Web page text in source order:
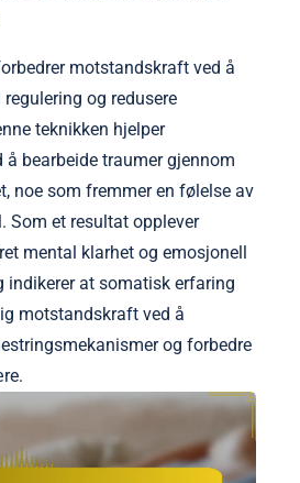
motstandskraft ved å
og redusere
teknikken hjelper
å bearbeide traumer gjennom
noe som fremmer en følelse av
Som et resultat opplever
mental klarhet og emosjonell
indikerer at somatisk erfaring
motstandskraft ved å
og forbedre